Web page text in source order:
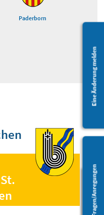
Eine Änderung melden
Fragen/Anregungen
Paderborn